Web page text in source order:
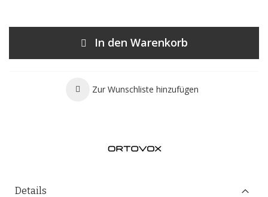
In den Warenkorb
Zur Wunschliste hinzufügen
Details